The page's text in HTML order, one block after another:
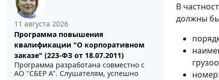
11 августа 2026
Программа повышения
квалификации "О корпоративном
заказе" (223-ФЗ от 18.07.2011)
Программа разработана совместно с
АО ''СБЕР А". Слушателям, успешно
В
должны
номер